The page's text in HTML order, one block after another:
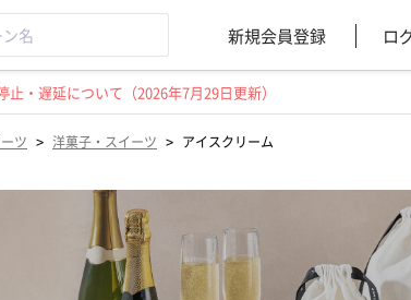
新規会員登録 ロ
・遅延について（2026年7月29日更新）
ツ > 洋菓子・スイーツ > アイスクリーム